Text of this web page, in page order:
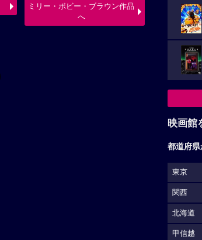
ミリー・ボビー・ブラウン作品
へ
映画館
都道府
東京
関西
北海道
甲信越